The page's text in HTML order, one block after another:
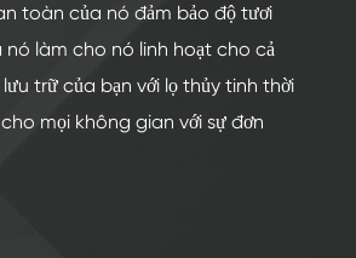
toàn của nó đảm bảo độ tươi
làm cho nó linh hoạt cho cả
trữ của bạn với lọ thủy tinh thời
mọi không gian với sự đơn